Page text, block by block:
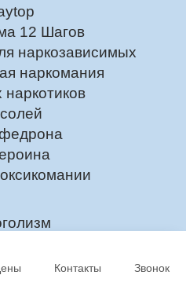
12 Шагов
наркозависимых
наркомания
наркотиков
дому
Контакты Звонок